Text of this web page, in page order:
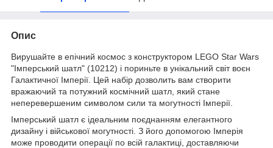
Опис
Вирушайте в епічний космос з конструктором LEGO Star Wars
"Імперський шатл" (10212) і пориньте в унікальний світ воєн
Галактичної Імперії. Цей набір дозволить вам створити
вражаючий та потужний космічний шатл, який стане
неперевершеним символом сили та могутності Імперії.
Імперський шатл є ідеальним поєднанням елегантного
дизайну і військової могутності. З його допомогою Імперія
може проводити операції по всій галактиці, доставляючи